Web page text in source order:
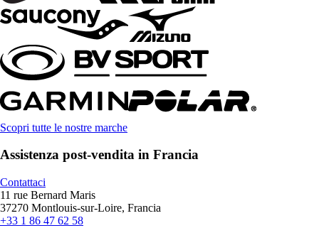
Scopri tutte le nostre marche
Assistenza post-vendita in Francia
Contattaci
11 rue Bernard Maris
37270 Montlouis-sur-Loire, Francia
+33 1 86 47 62 58